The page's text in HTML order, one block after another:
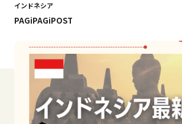
インドネシア
PAGiPAGiPOST